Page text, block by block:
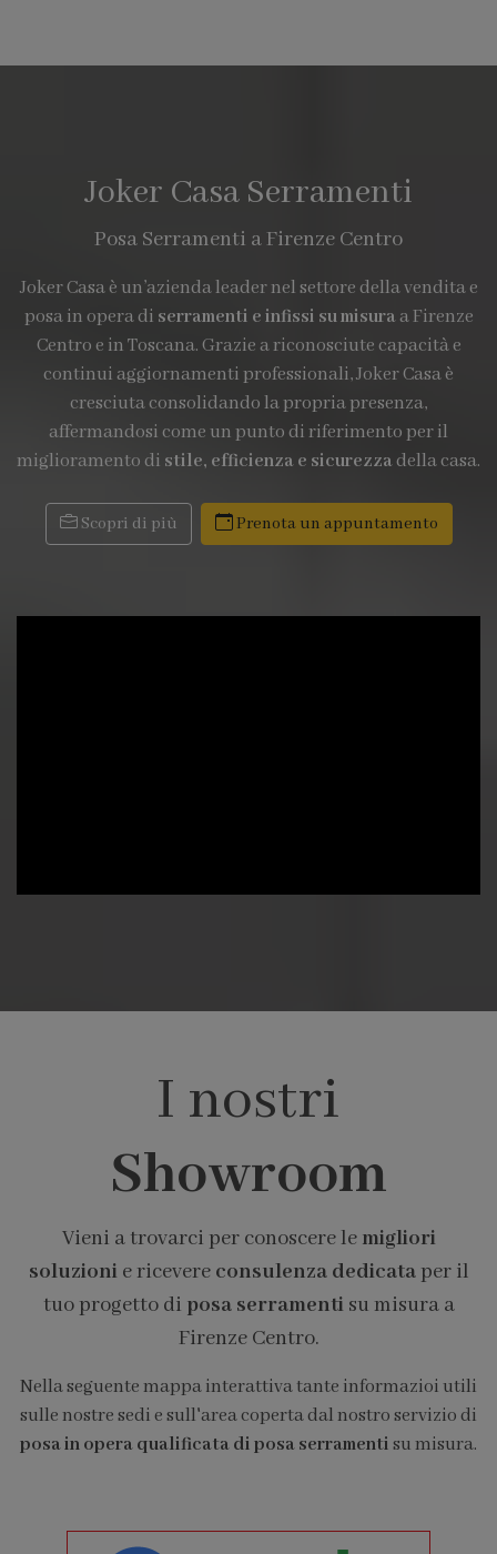
Joker Casa Serramenti
Posa Serramenti a Firenze Centro
Joker Casa è un’azienda leader nel settore della vendita e
posa in opera di serramenti e infissi su misuraa Firenze
Centro e in Toscana. Grazie a riconosciute capacità e
continui aggiornamenti professionali, Joker Casa è
cresciuta consolidando la propria presenza,
affermandosi come un punto di riferimento per il
miglioramento di stile, efficienza e sicurezzadella casa.
Scopri di più Prenota un appuntamento
I nostri
Showroom
Vieni a trovarci per conoscere le migliori
soluzionie ricevere consulenza dedicataper il
tuo progetto di posa serramentisu misura a
Firenze Centro.
Nella seguente mappa interattiva tante informazioi utili
sulle nostre sedi e sull'area coperta dal nostro servizio di
posa in opera qualificata di posa serramentisu misura.